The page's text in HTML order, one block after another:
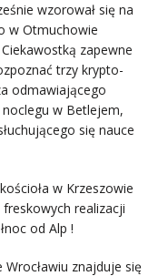
wzorował się na
w Otmuchowie
zapewne
trzy krypto-
odmawiającego
w Betlejem,
się nauce
w Krzeszowie
realizacji
od Alp !
znajduje się